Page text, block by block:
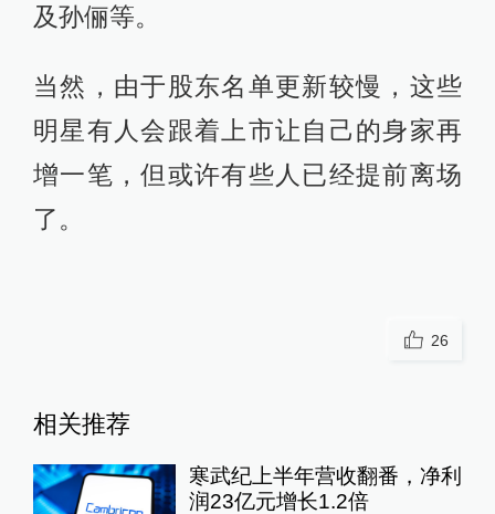
及孙俪等。
当然，由于股东名单更新较慢，这些
明星有人会跟着上市让自己的身家再
增一笔，但或许有些人已经提前离场
了。
26
相关推荐
寒武纪上半年营收翻番，净利
润23亿元增长1.2倍